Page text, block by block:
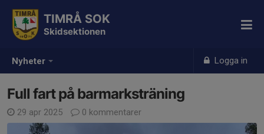
Nyheter Logga in
TIMRÅ SOK
Skidsektionen
Full fart på barmarksträning
29 apr 2025 0 kommentarer